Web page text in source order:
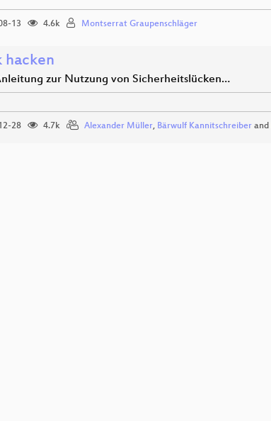
13 4.6k Montserrat Graupenschläger
hacken
zur Nutzung von Sicherheitslücken…
28 4.7k Alexander Müller, Bärwulf Kannitschreiber and